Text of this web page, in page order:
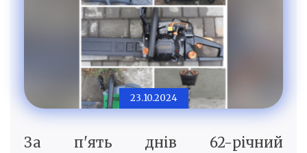
23.10.2024
За п'ять днів 62-річний